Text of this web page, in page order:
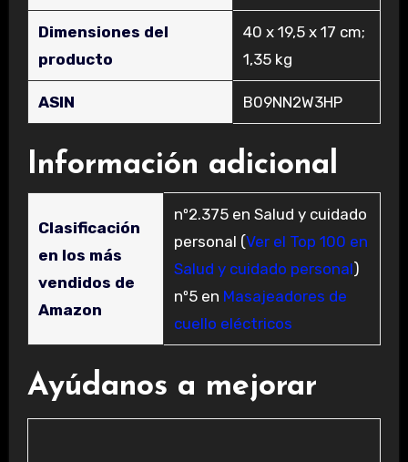
Dimensiones del
producto
‎40 x 19,5 x 17 cm;
1,35 kg
ASIN ‎B09NN2W3HP
Información adicional
Clasificación
en los más
vendidos de
Amazon
nº2.375 en Salud y cuidado
personal (Ver el Top 100 en
Salud y cuidado personal)
nº5 en Masajeadores de
cuello eléctricos
Ayúdanos a mejorar